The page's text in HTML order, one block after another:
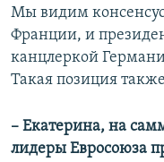
Мы видим
Франции, и
канцлеркой
Такая позиция
– Екатерина, на
лидеры Евросоюза